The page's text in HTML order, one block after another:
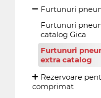
Furtunuri
Furtunuri
catalog Gica
Furtunuri
extra catalog
Rezervoare
comprimat